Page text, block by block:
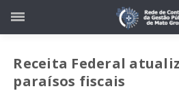
Receita Federal
paraísos fiscais